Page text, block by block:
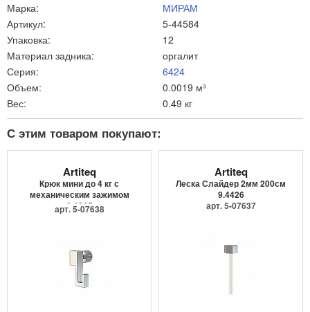
Марка:
МИРАМ
Артикул:
5-44584
Упаковка:
12
Материал задника:
оргалит
Серия:
6424
Объем:
0.0019 м³
Вес:
0.49 кг
С этим товаром покупают:
Artiteq
Крюк мини до 4 кг с
механическим зажимом
9.4205
арт. 5-07638
Artiteq
Леска Слайдер 2мм 200см
9.4426
арт. 5-07637